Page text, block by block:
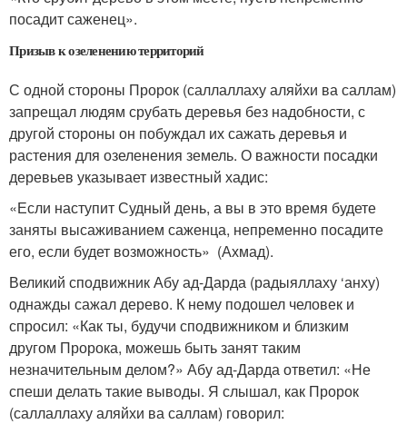
посадит саженец».
Призыв к озеленению территорий
С одной стороны Пророк (саллаллаху аляйхи ва саллам)
запрещал людям срубать деревья без надобности, с
другой стороны он побуждал их сажать деревья и
растения для озеленения земель. О важности посадки
деревьев указывает известный хадис:
«Если наступит Судный день, а вы в это время будете
заняты высаживанием саженца, непременно посадите
его, если будет возможность» (Ахмад).
Великий сподвижник Абу ад-Дарда (радыяллаху ‘анху)
однажды сажал дерево. К нему подошел человек и
спросил: «Как ты, будучи сподвижником и близким
другом Пророка, можешь быть занят таким
незначительным делом?» Абу ад-Дарда ответил: «Не
спеши делать такие выводы. Я слышал, как Пророк
(саллаллаху аляйхи ва саллам) говорил: